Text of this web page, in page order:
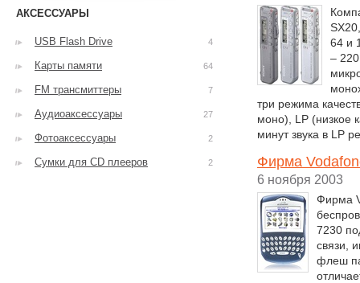
64 и
–
три режима
моно), LP (низкое
минут звука в LP
Фирма
6 ноября 2003
Фирма
7230
связи,
флеш
АКСЕССУАРЫ
USB Flash Drive 4
Карты памяти 64
FM трансмиттеры 7
Аудиоаксессуары 27
Фотоаксессуары 2
Сумки для CD плееров 2